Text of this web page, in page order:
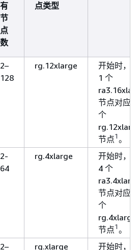
有
节
点
数
点类型
2–
128
rg.12xlarge
开始时，每
1 个
节点对应 1
个
节点1。
2-
64
rg.4xlarge
开始时，每
4 个
ra3.4xlarge
节点对应 3
个
rg.4xlarge
节点1。
2– rg.xlarge 开始时，每